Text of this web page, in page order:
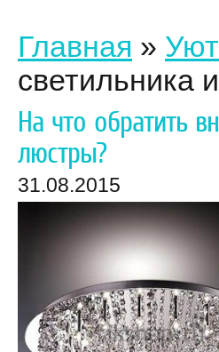
Главная » Уют
светильника
На что обратить
люстры?
31.08.2015